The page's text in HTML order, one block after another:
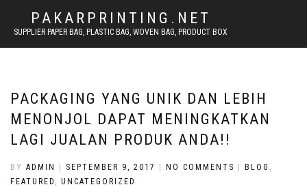
PAKARPRINTING.NET
SUPPLIER PAPER BAG, PLASTIC BAG, WOVEN BAG, PRODUCT BOX
PACKAGING YANG UNIK DAN LEBIH
MENONJOL DAPAT MENINGKATKAN
LAGI JUALAN PRODUK ANDA!!
BY ADMIN SEPTEMBER 9, 2017 NO COMMENTS BLOG ,
FEATURED , UNCATEGORIZED